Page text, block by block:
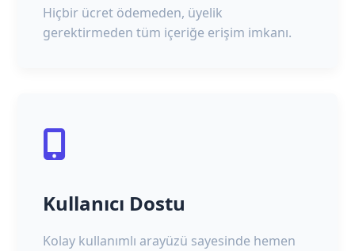
Hiçbir ücret ödemeden, üyelik
gerektirmeden tüm içeriğe erişim imkanı.
Kullanıcı Dostu
Kolay kullanımlı arayüzü sayesinde hemen